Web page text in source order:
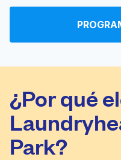
Liberty Coin
¿Por qué
Park?